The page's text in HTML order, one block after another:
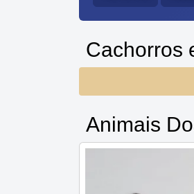
Cachorros
Animais